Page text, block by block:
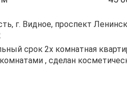
г. Видное, проспект
срок 2х комнатная
, сделан